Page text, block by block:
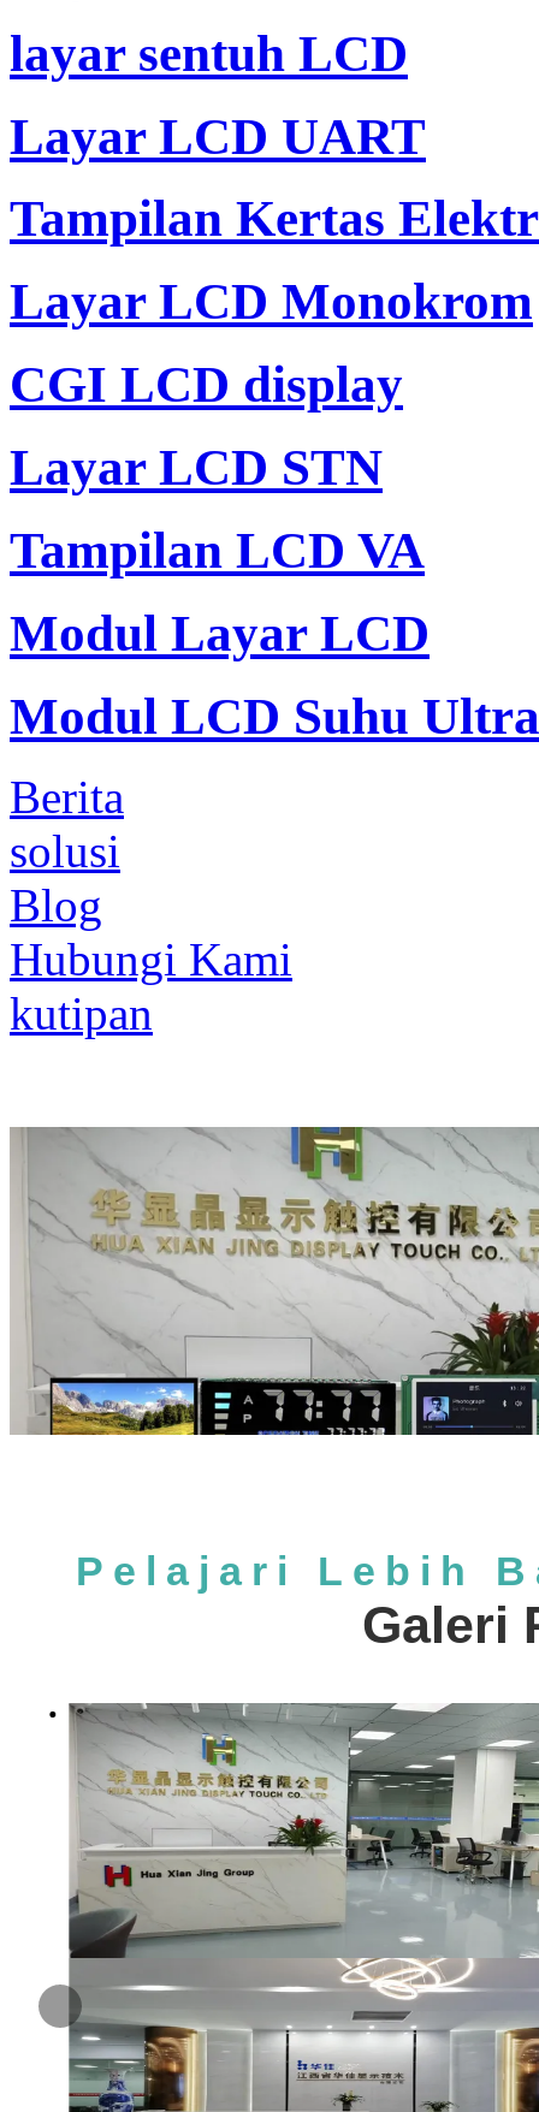
layar sentuh LCD
Layar LCD UART
Tampilan Kertas
Layar LCD Monokrom
CGI LCD display
Layar LCD STN
Tampilan LCD VA
Modul Layar LCD
Modul LCD Suhu
Berita
solusi
Blog
Hubungi Kami
kutipan
Pelajari Lebih
Galeri